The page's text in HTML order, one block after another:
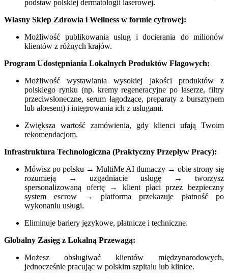
podstaw polskiej dermatologii laserowej.
Własny Sklep Zdrowia i Wellness w formie cyfrowej:
Możliwość publikowania usług i docierania do milionów
klientów z różnych krajów.
Program Udostępniania Lokalnych Produktów Flagowych:
Możliwość wystawiania wysokiej jakości produktów z
polskiego rynku (np. kremy regeneracyjne po laserze, filtry
przeciwsłoneczne, serum łagodzące, preparaty z bursztynem
lub aloesem) i integrowania ich z usługami.
Zwiększa wartość zamówienia, gdy klienci ufają Twoim
rekomendacjom.
Infrastruktura Technologiczna (Praktyczny Przepływ Pracy):
Mówisz po polsku → MultiMe AI tłumaczy → obie strony się
rozumieją → uzgadniacie usługę → tworzysz
spersonalizowaną ofertę → klient płaci przez bezpieczny
system escrow → platforma przekazuje płatność po
wykonaniu usługi.
Eliminuje bariery językowe, płatnicze i techniczne.
Globalny Zasięg z Lokalną Przewagą:
Możesz obsługiwać klientów międzynarodowych,
jednocześnie pracując w polskim szpitalu lub klinice.